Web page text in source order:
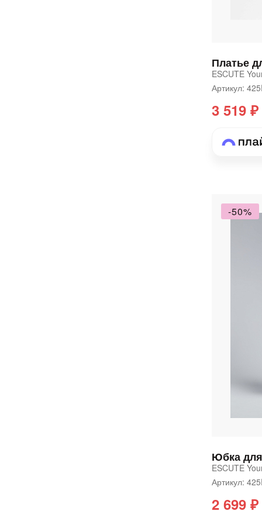
Платье
ESCUTE
Артикул:
3 519 ₽
-50%
Юбка
ESCUTE
Артикул:
2 699 ₽